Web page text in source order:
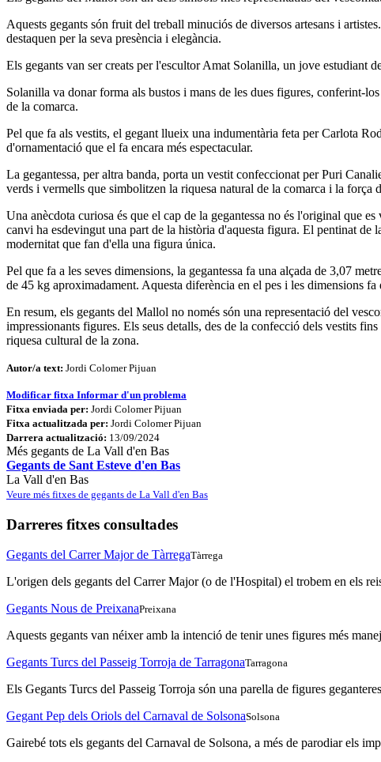
Aquests gegants són fruit del treball minuciós de diversos artesans i
destaquen per la seva presència i elegància.
Els gegants van ser creats per l'escultor Amat Solanilla, un jove estudiant
Solanilla va donar forma als bustos i mans de les dues figures, conferint-
de la comarca.
Pel que fa als vestits, el gegant llueix una indumentària feta per Carlota
d'ornamentació que el fa encara més espectacular.
La gegantessa, per altra banda, porta un vestit confeccionat per Puri
verds i vermells que simbolitzen la riquesa natural de la comarca i la
Una anècdota curiosa és que el cap de la gegantessa no és l'original que
canvi ha esdevingut una part de la història d'aquesta figura. El pentinat de
modernitat que fan d'ella una figura única.
Pel que fa a les seves dimensions, la gegantessa fa una alçada de 3,07
de 45 kg aproximadament. Aquesta diferència en el pes i les dimensions
En resum, els gegants del Mallol no només són una representació del
impressionants figures. Els seus detalls, des de la confecció dels vestits
riquesa cultural de la zona.
Autor/a text: Jordi Colomer Pijuan
Modificar fitxa Informar d'un problema
Fitxa enviada per: Jordi Colomer Pijuan
Fitxa actualitzada per: Jordi Colomer Pijuan
Darrera actualització: 13/09/2024
Més gegants de La Vall d'en Bas
Gegants de Sant Esteve d'en Bas
La Vall d'en Bas
Veure més fitxes de gegants de La Vall d'en Bas
Darreres fitxes consultades
Gegants del Carrer Major de TàrregaTàrrega
L'origen dels gegants del Carrer Major (o de l'Hospital) el trobem en els
Gegants Nous de PreixanaPreixana
Aquests gegants van néixer amb la intenció de tenir unes figures més
Gegants Turcs del Passeig Torroja de TarragonaTarragona
Els Gegants Turcs del Passeig Torroja són una parella de figures
Gegant Pep dels Oriols del Carnaval de SolsonaSolsona
Gairebé tots els gegants del Carnaval de Solsona, a més de parodiar els